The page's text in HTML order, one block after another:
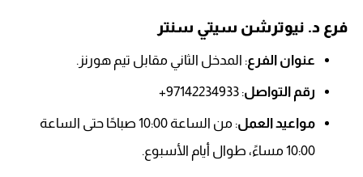
فرع د. نيوترشن سيتي سنتر
عنوان الفرع: المدخل الثاني مقابل تيم هورنز.
رقم التواصل: 97142234933+
مواعيد العمل
: من الساعة 10:00 صباحًا حتى الساعة
10:00 مساءً، طوال أيام الأسبوع.